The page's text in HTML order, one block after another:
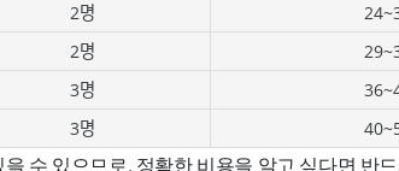
2명
2명
3명
3명
수 있으므로, 정확한 비용을 알고 싶다면 반